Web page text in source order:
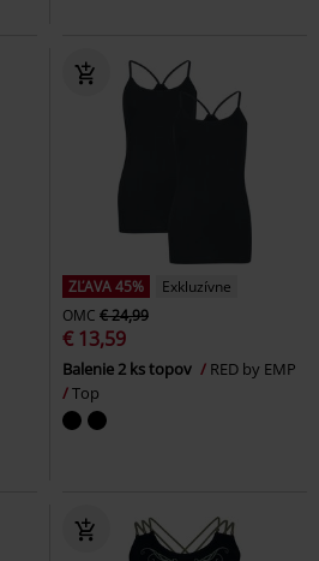
ZĽAVA 45%
Exkluzívne
OMC € 24,99
€ 13,59
Balenie 2 ks topov
RED by EMP
Top